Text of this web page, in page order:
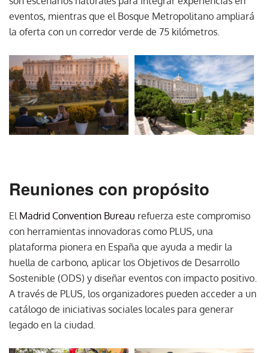
eventos, mientras que el Bosque Metropolitano ampliará
la oferta con un corredor verde de 75 kilómetros.
Reuniones con propósito
El Madrid Convention Bureau refuerza este compromiso
con herramientas innovadoras como PLUS, una
plataforma pionera en España que ayuda a medir la
huella de carbono, aplicar los Objetivos de Desarrollo
Sostenible (ODS) y diseñar eventos con impacto positivo.
A través de PLUS, los organizadores pueden acceder a un
catálogo de iniciativas sociales locales para generar
legado en la ciudad.